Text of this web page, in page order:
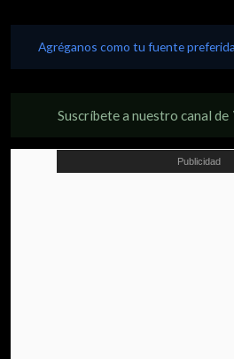
Agréganos como tu fuente
Suscríbete a nuestro canal de